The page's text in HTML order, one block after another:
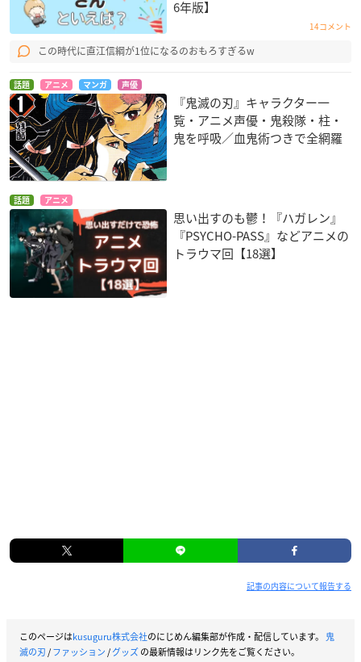
6年版】
14コメント
この時代に直江信綱が1位になるのおもろすぎるw
話題 アニメ マンガ 声優
『鬼滅の刃』キャラクター一
覧・アニメ声優・鬼殺隊・柱・
鬼を呼吸／血鬼術つきで全網羅
話題 アニメ
思い出すのも鬱！『ハガレン』
『PSYCHO-PASS』などアニメの
トラウマ回【18選】
記事の内容について報告する
このページはkusuguru株式会社のにじめん編集部が作成・配信しています。 鬼
滅の刃/ファッション/グッズの最新情報はリンク先をご覧ください。